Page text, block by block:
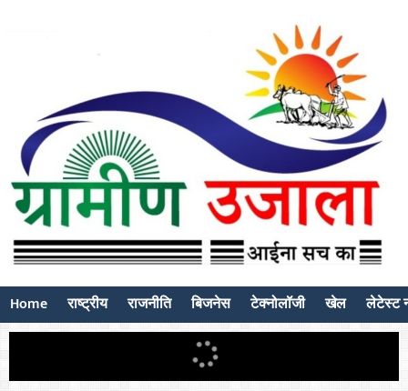
Home राष्ट्रीय राजनीति बिजनेस टेक्नोलॉजी खेल लेटेस्ट